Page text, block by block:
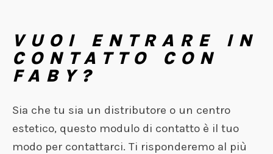
VUOI ENTRARE IN
CONTATTO CON
FABY?
Sia che tu sia un distributore o un centro
estetico, questo modulo di contatto è il tuo
modo per contattarci. Ti risponderemo al più